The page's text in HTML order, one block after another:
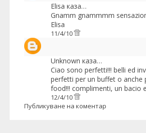
Elisa каза…
Gnamm gnammmm
Elisa
11/4/10
Unknown каза…
Ciao sono perfetti!!! belli ed
perfetti per un buffet o anche
food!!! complimenti, un bacio
12/4/10
Публикуване на коментар